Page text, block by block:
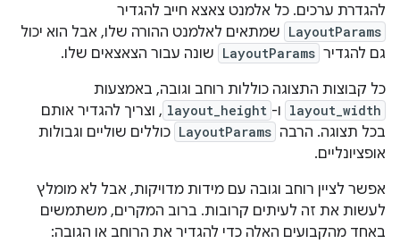
להגדרת ערכים. כל אלמנט צאצא חייב להגדיר
LayoutParams שמתאים לאלמנט ההורה שלו, אבל הוא יכול
גם להגדיר LayoutParams שונה עבור הצאצאים שלו.
כל קבוצות התצוגה כוללות רוחב וגובה, באמצעות
layout_width ו- layout_height , וצריך להגדיר אותם
בכל תצוגה. הרבה LayoutParams כוללים שוליים וגבולות
אופציונליים.
אפשר לציין רוחב וגובה עם מידות מדויקות, אבל לא מומלץ
לעשות את זה לעיתים קרובות. ברוב המקרים, משתמשים
באחד מהקבועים האלה כדי להגדיר את הרוחב או הגובה: